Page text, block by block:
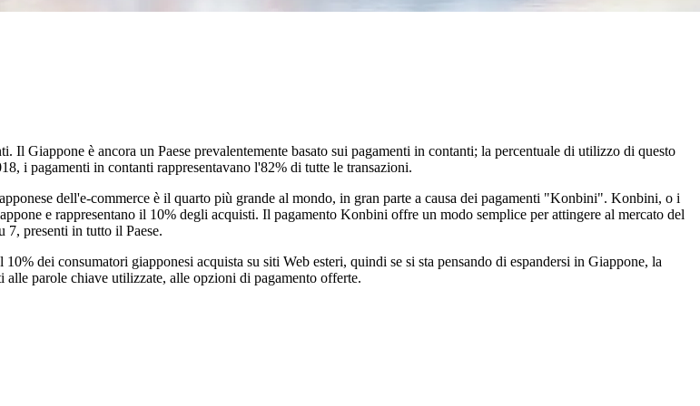
Giappone è ancora un Paese prevalentemente basato sui pagamenti in contanti; la percentuale di utilizzo di questo
i pagamenti in contanti rappresentavano l'82% di tutte le transazioni.
dell'e-commerce è il quarto più grande al mondo, in gran parte a causa dei pagamenti "Konbini". Konbini, o i
e rappresentano il 10% degli acquisti. Il pagamento Konbini offre un modo semplice per attingere al mercato del
7, presenti in tutto il Paese.
dei consumatori giapponesi acquista su siti Web esteri, quindi se si sta pensando di espandersi in Giappone, la
parole chiave utilizzate, alle opzioni di pagamento offerte.